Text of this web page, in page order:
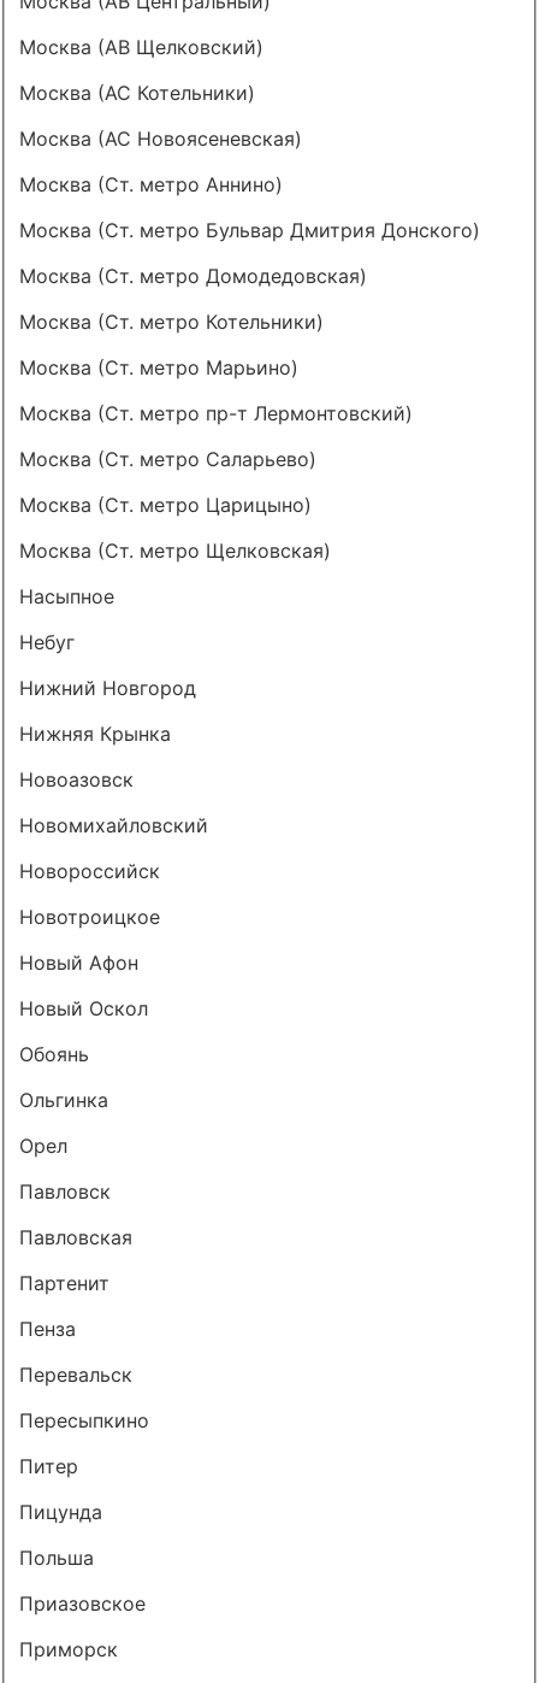
Москва (АВ Щелковский)
Москва (АС Котельники)
Москва (АС Новоясеневская)
Москва (Ст. метро Аннино)
Москва (Ст. метро Бульвар Дмитрия Донского)
Москва (Ст. метро Домодедовская)
Москва (Ст. метро Котельники)
Москва (Ст. метро Марьино)
Москва (Ст. метро пр-т Лермонтовский)
Москва (Ст. метро Саларьево)
Москва (Ст. метро Царицыно)
Москва (Ст. метро Щелковская)
Насыпное
Небуг
Нижний Новгород
Нижняя Крынка
Новоазовск
Новомихайловский
Новороссийск
Новотроицкое
Новый Афон
Новый Оскол
Обоянь
Ольгинка
Орел
Павловск
Павловская
Партенит
Пенза
Перевальск
Пересыпкино
Питер
Пицунда
Польша
Приазовское
Приморск